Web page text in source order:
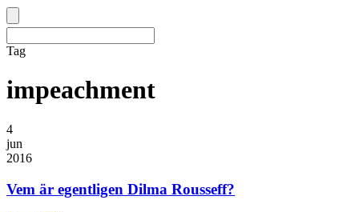
Tag
impeachment
4
jun
2016
Vem är egentligen Dilma Rousseff?